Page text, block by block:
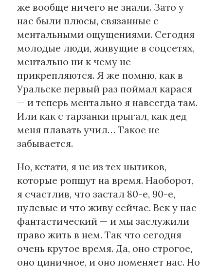
же вообще ничего не знали. Зато у
нас были плюсы, связанные с
ментальными ощущениями. Сегодня
молодые люди, живущие в соцсетях,
ментально ни к чему не
прикрепляются. Я же помню, как в
Уральске первый раз поймал карася
— и теперь ментально я навсегда там.
Или как с тарзанки прыгал, как дед
меня плавать учил… Такое не
забывается.
Но, кстати, я не из тех нытиков,
которые ропщут на время. Наоборот,
я счастлив, что застал 80-е, 90-е,
нулевые и что живу сейчас. Век у нас
фантастический — и мы заслужили
право жить в нем. Так что сегодня
очень крутое время. Да, оно строгое,
оно циничное, и оно поменяет нас. Но